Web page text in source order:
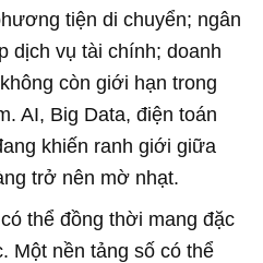
tiện di chuyển; ngân
dịch vụ tài chính; doanh
còn giới hạn trong
AI, Big Data, điện toán
khiến ranh giới giữa
trở nên mờ nhạt.
thể đồng thời mang đặc
Một nền tảng số có thể